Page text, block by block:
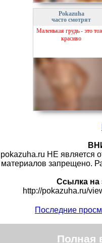
Pokazuha
часто смотрят
Маленькая грудь - это
красиво
pokazuha.ru НЕ является
материалов запрещено.
Ссылка на
http://pokazuha.ru/
Последние
Полная